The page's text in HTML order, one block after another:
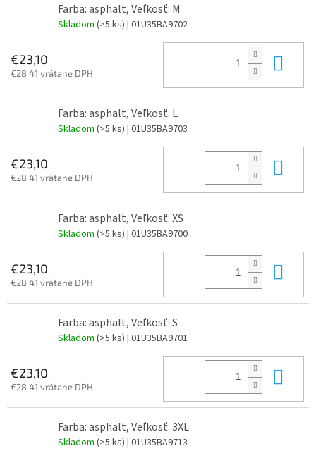
Farba: asphalt, Veľkosť: M
Skladom (>5 ks) | 01U35BA9702
€23,10
€28,41 vrátane DPH
Farba: asphalt, Veľkosť: L
Skladom (>5 ks) | 01U35BA9703
€23,10
€28,41 vrátane DPH
Farba: asphalt, Veľkosť: XS
Skladom (>5 ks) | 01U35BA9700
€23,10
€28,41 vrátane DPH
Farba: asphalt, Veľkosť: S
Skladom (>5 ks) | 01U35BA9701
€23,10
€28,41 vrátane DPH
Farba: asphalt, Veľkosť: 3XL
Skladom (>5 ks) | 01U35BA9713